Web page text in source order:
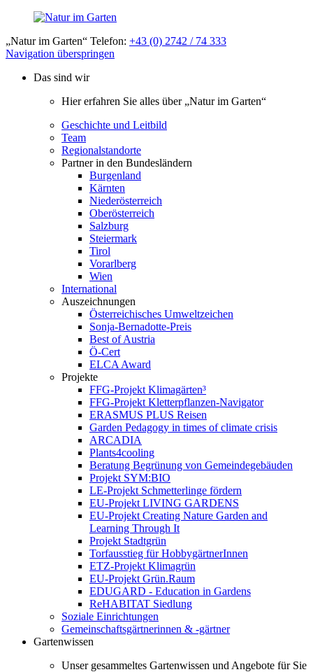
„Natur im Garten“ Telefon: +43 (0) 2742 / 74 333
Navigation überspringen
Das sind wir
Hier erfahren Sie alles über „Natur im Garten“
Geschichte und Leitbild
Team
Regionalstandorte
Partner in den Bundesländern
Burgenland
Kärnten
Niederösterreich
Oberösterreich
Salzburg
Steiermark
Tirol
Vorarlberg
Wien
International
Auszeichnungen
Österreichisches Umweltzeichen
Sonja-Bernadotte-Preis
Best of Austria
Ö-Cert
ELCA Award
Projekte
FFG-Projekt Klimagärten³
FFG-Projekt Kletterpflanzen-Navigator
ERASMUS PLUS Reisen
Garden Pedagogy in times of climate crisis
ARCADIA
Plants4cooling
Beratung Begrünung von Gemeindegebäuden
Projekt SYM:BIO
LE-Projekt Schmetterlinge fördern
EU-Projekt LIVING GARDENS
EU-Projekt Creating Nature Garden and
Learning Through It
Projekt Stadtgrün
Torfausstieg für HobbygärtnerInnen
ETZ-Projekt Klimagrün
EU-Projekt Grün.Raum
EDUGARD - Education in Gardens
ReHABITAT Siedlung
Soziale Einrichtungen
Gemeinschaftsgärtnerinnen & -gärtner
Gartenwissen
Unser gesammeltes Gartenwissen und Angebote für Sie